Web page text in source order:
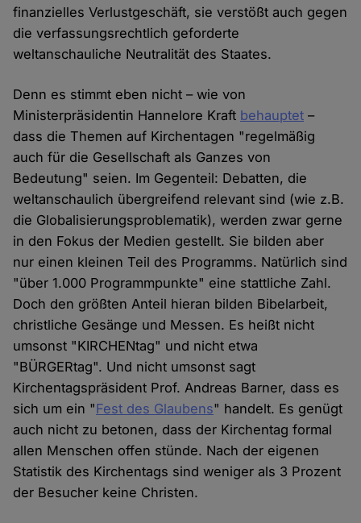
finanzielles Verlustgeschäft, sie verstößt auch gegen
die verfassungsrechtlich geforderte
weltanschauliche Neutralität des Staates.
Denn es stimmt eben nicht – wie von
Ministerpräsidentin Hannelore Kraft behauptet –
dass die Themen auf Kirchentagen "regelmäßig
auch für die Gesellschaft als Ganzes von
Bedeutung" seien. Im Gegenteil: Debatten, die
weltanschaulich übergreifend relevant sind (wie z.B.
die Globalisierungsproblematik), werden zwar gerne
in den Fokus der Medien gestellt. Sie bilden aber
nur einen kleinen Teil des Programms. Natürlich sind
"über 1.000 Programmpunkte" eine stattliche Zahl.
Doch den größten Anteil hieran bilden Bibelarbeit,
christliche Gesänge und Messen. Es heißt nicht
umsonst "KIRCHENtag" und nicht etwa
"BÜRGERtag". Und nicht umsonst sagt
Kirchentagspräsident Prof. Andreas Barner, dass es
sich um ein "Fest des Glaubens" handelt. Es genügt
auch nicht zu betonen, dass der Kirchentag formal
allen Menschen offen stünde. Nach der eigenen
Statistik des Kirchentags sind weniger als 3 Prozent
der Besucher keine Christen.